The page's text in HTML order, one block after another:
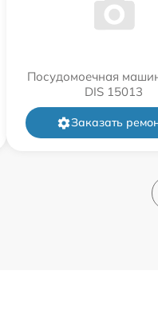
Посудомоечная
DIS 15013
Заказать